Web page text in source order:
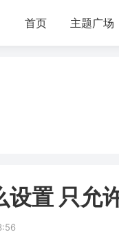
首页 主题广场
设置 只允